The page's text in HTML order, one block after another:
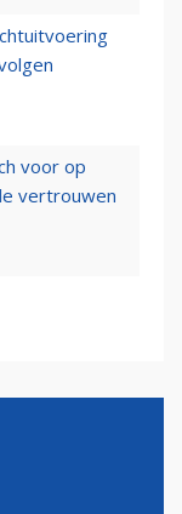
voor op
vertrouwen